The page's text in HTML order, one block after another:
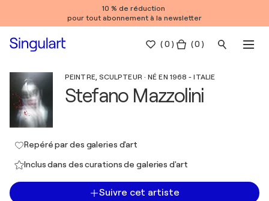
10 % de réduction
pour tout abonnement à la newsletter
(0 ) ( 0 )
PEINTRE, SCULPTEUR · NÉ EN 1968 - ITALIE
Stefano Mazzolini
Repéré par des galeries d'art
Inclus dans des curations de galeries d'art
Suivre cet artiste